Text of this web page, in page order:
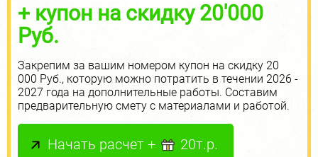
+ купон на скидку 20'000
Руб.
Закрепим за вашим номером купон на скидку 20
000 Руб., которую можно потратить в течении 2026 -
2027 года на дополнительные работы. Составим
предварительную смету с материалами и работой.
Начать расчет + 20т.р.